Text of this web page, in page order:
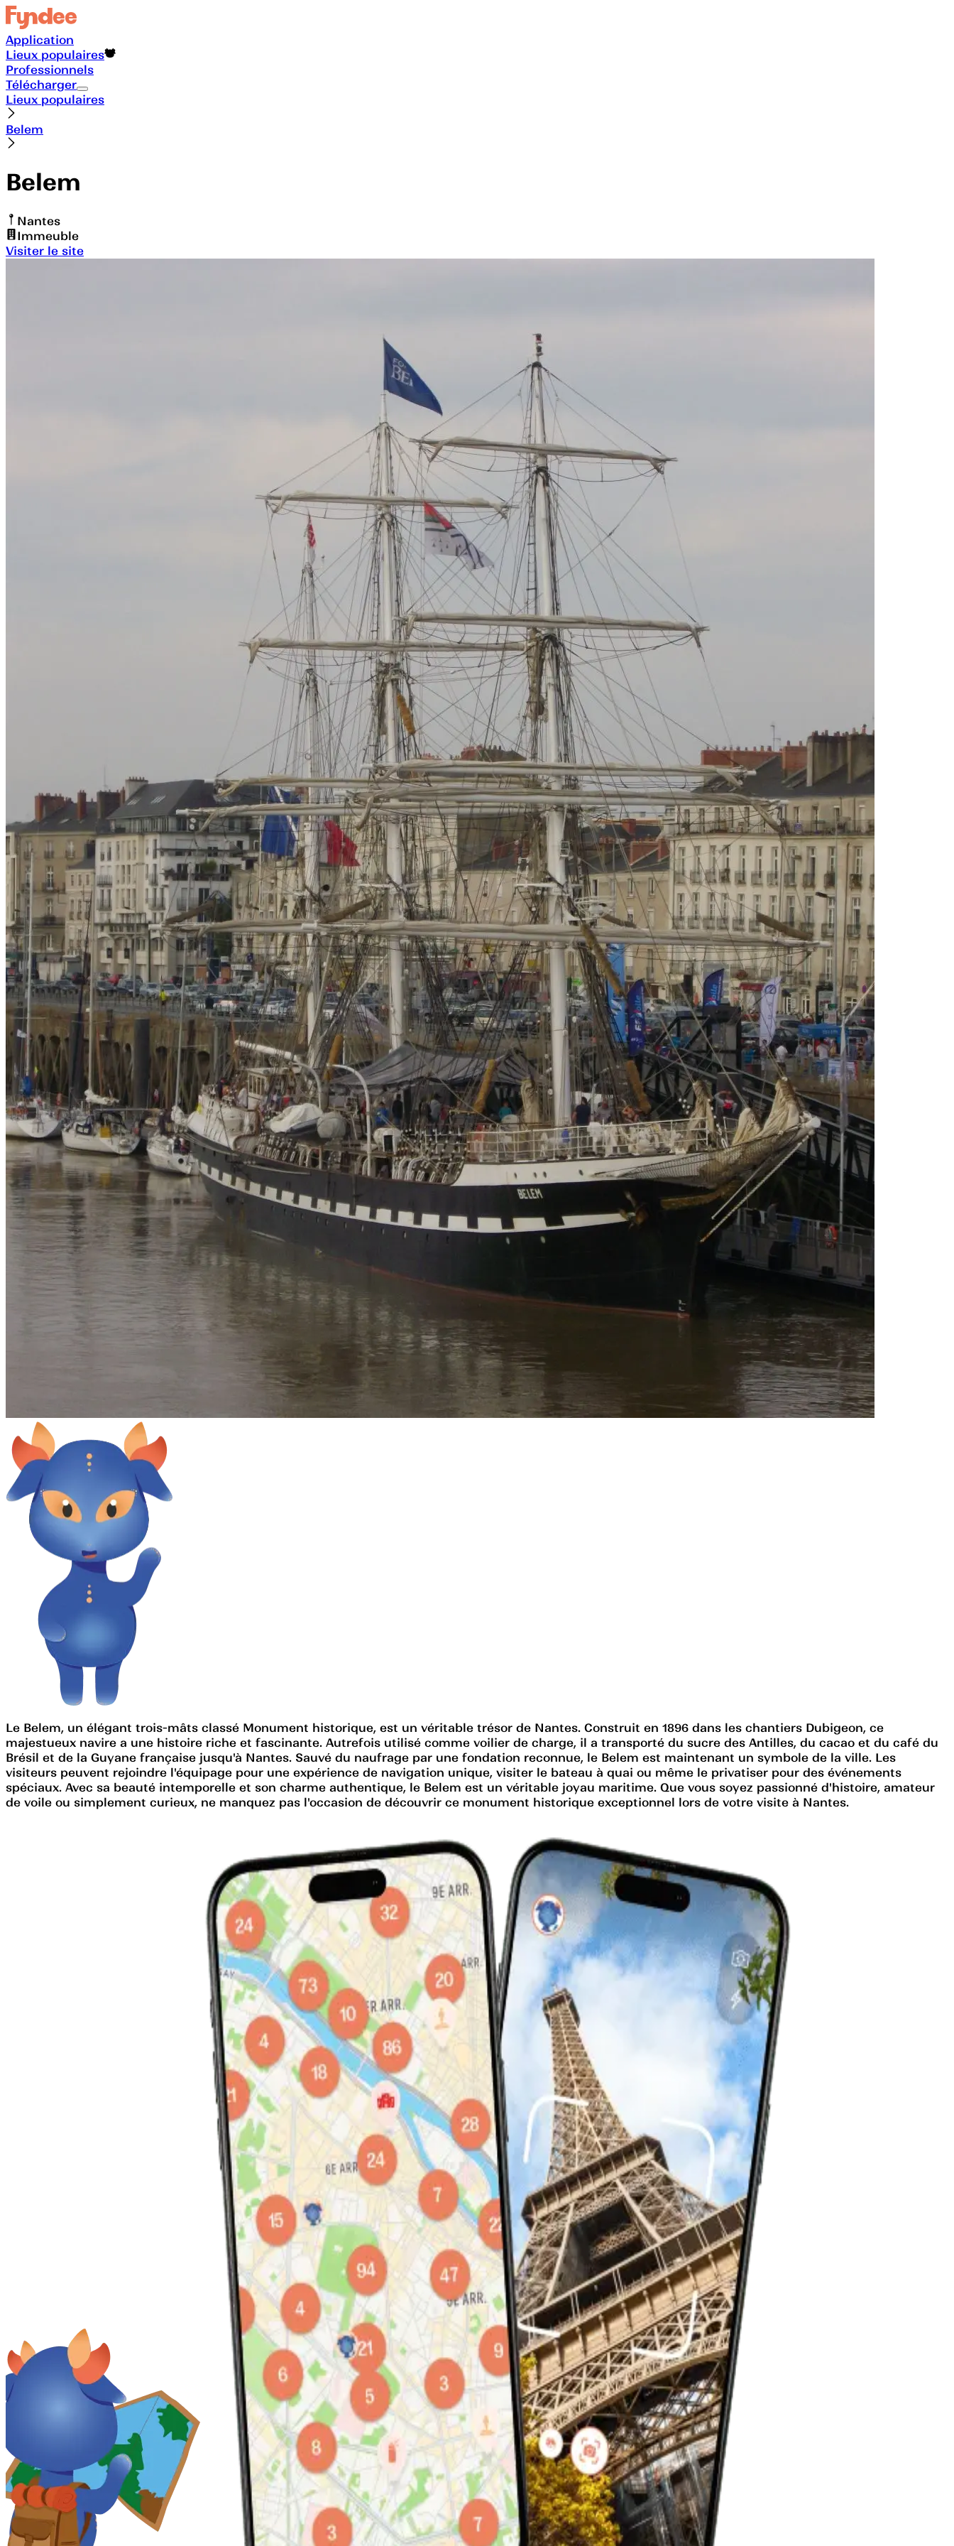
Application
Lieux populaires
Professionnels
Télécharger
Lieux populaires
Belem
Belem
Nantes
Immeuble
Visiter le site
Le Belem, un élégant trois-mâts classé Monument historique, est un véritable trésor de Nantes. Construit en 1896 dans les chantiers Dubigeon, ce
majestueux navire a une histoire riche et fascinante. Autrefois utilisé comme voilier de charge, il a transporté du sucre des Antilles, du cacao et du café du
Brésil et de la Guyane française jusqu'à Nantes. Sauvé du naufrage par une fondation reconnue, le Belem est maintenant un symbole de la ville. Les
visiteurs peuvent rejoindre l'équipage pour une expérience de navigation unique, visiter le bateau à quai ou même le privatiser pour des événements
spéciaux. Avec sa beauté intemporelle et son charme authentique, le Belem est un véritable joyau maritime. Que vous soyez passionné d'histoire, amateur
de voile ou simplement curieux, ne manquez pas l'occasion de découvrir ce monument historique exceptionnel lors de votre visite à Nantes.